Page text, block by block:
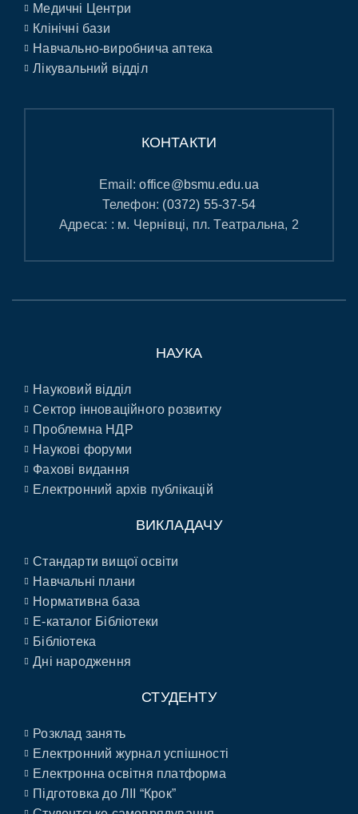
Медичні Центри
Клінічні бази
Навчально-виробнича аптека
Лікувальний відділ
КОНТАКТИ
Email:office@bsmu.edu.ua
Телефон: (0372) 55-37-54
Адреса: : м. Чернівці, пл. Театральна, 2
НАУКА
Науковий відділ
Сектор інноваційного розвитку
Проблемна НДР
Наукові форуми
Фахові видання
Електронний архів публікацій
ВИКЛАДАЧУ
Стандарти вищої освіти
Навчальні плани
Нормативна база
E-каталог Бібліотеки
Бібліотека
Дні народження
СТУДЕНТУ
Розклад занять
Електронний журнал успішності
Електронна освітня платформа
Підготовка до ЛІІ “Крок”